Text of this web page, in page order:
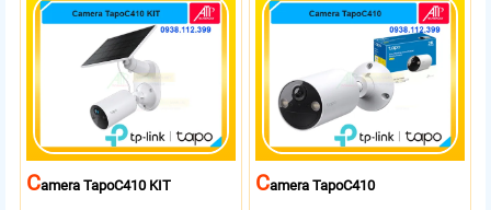
CAmera TapoC410 KIT CAmera TapoC410